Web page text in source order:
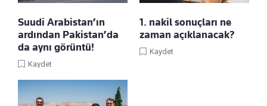
Suudi Arabistan’ın
ardından Pakistan’da
da aynı görüntü!
Kaydet
1. nakil sonuçları ne
zaman açıklanacak?
Kaydet